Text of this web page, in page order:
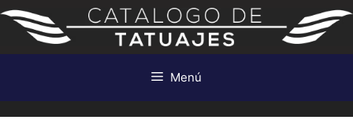
Saltar
contenido
Menú